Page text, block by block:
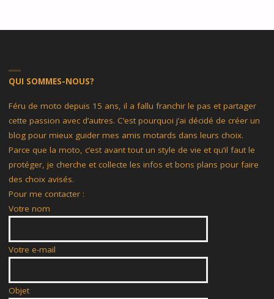
QUI SOMMES-NOUS?
Féru de moto depuis 15 ans, il a fallu franchir le pas et partager
cette passion avec d’autres. C’est pourquoi j’ai décidé de créer un
blog pour mieux guider mes amis motards dans leurs choix.
Parce que la moto, c’est avant tout un style de vie et qu’il faut le
protéger, je cherche et collecte les infos et bons plans pour faire
des choix avisés.
Pour me contacter :
Votre nom
Votre e-mail
Objet